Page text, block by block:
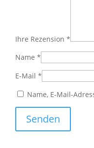
Ihre Rezension*
Name*
E-Mail*
Name, E-Mail-